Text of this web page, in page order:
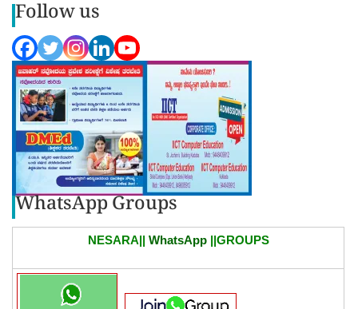
Follow us
WhatsApp Groups
NESARA|| WhatsApp||GROUPS